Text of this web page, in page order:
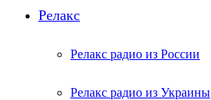
Релакс
Релакс радио из России
Релакс радио из Украины